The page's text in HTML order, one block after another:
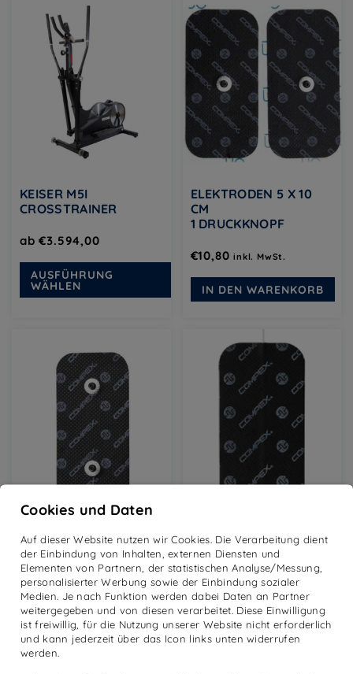
auf.
Die
Optionen
können
auf
Produktseite
gewählt
werden
KEISER M5I
CROSSTRAINER
ab€3.594,00
AUSFÜHRUNG
WÄHLEN
Produkt
weist
Produktseite
ELEKTRODEN 5 X 10
CM
1 DRUCKKNOPF
€10,80 inkl. MwSt.
IN DEN WARENKORB
ELEKTRODEN 5 X 10
CM
2 DRUCKKNÖPFE
€10,80 inkl. MwSt.
IN DEN WARENKORB
ELEKTRODEN 5 X 10
CM
2 KABEL
€10,80 inkl. MwSt.
IN DEN WARENKORB
Cookies und Daten
Auf dieser Website nutzen wir Cookies. Die Verarbeitung dient
der Einbindung von Inhalten, externen Diensten und
Elementen von Partnern, der statistischen Analyse/Messung,
personalisierter Werbung sowie der Einbindung sozialer
Medien. Je nach Funktion werden dabei Daten an Partner
weitergegeben und von diesen verarbeitet. Diese Einwilligung
ist freiwillig, für die Nutzung unserer Website nicht erforderlich
und kann jederzeit über das Icon links unten widerrufen
werden.